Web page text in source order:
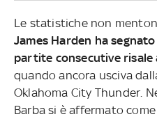
Le statistiche non
James Harden ha
partite consecutive risale
quando ancora usciva
Oklahoma City Thunder.
Barba si è affermato